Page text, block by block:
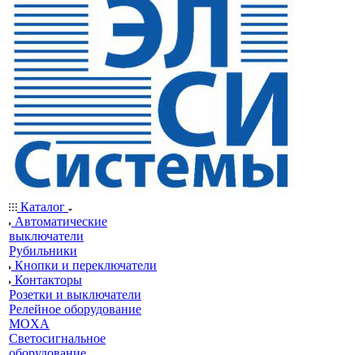
Каталог
Автоматические
выключатели
Рубильники
Кнопки и переключатели
Контакторы
Розетки и выключатели
Релейное оборудование
MOXA
Светосигнальное